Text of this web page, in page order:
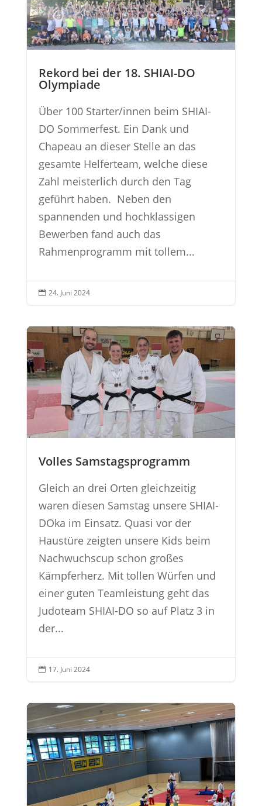
Rekord bei der 18. SHIAI-DO
Olympiade
Über 100 Starter/innen beim SHIAI-
DO Sommerfest. Ein Dank und
Chapeau an dieser Stelle an das
gesamte Helferteam, welche diese
Zahl meisterlich durch den Tag
geführt haben. Neben den
spannenden und hochklassigen
Bewerben fand auch das
Rahmenprogramm mit tollem...
 24. Juni 2024
Volles Samstagsprogramm
Gleich an drei Orten gleichzeitig
waren diesen Samstag unsere SHIAI-
DOka im Einsatz. Quasi vor der
Haustüre zeigten unsere Kids beim
Nachwuchscup schon großes
Kämpferherz. Mit tollen Würfen und
einer guten Teamleistung geht das
Judoteam SHIAI-DO so auf Platz 3 in
der...
 17. Juni 2024